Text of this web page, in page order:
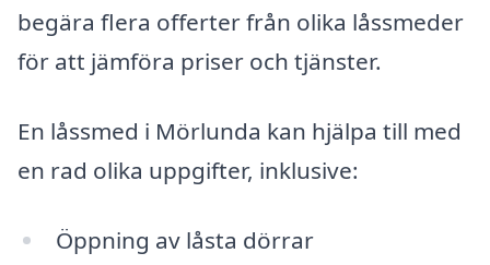
begära flera offerter från olika låssmeder
för att jämföra priser och tjänster.
En låssmed i Mörlunda kan hjälpa till med
en rad olika uppgifter, inklusive:
Öppning av låsta dörrar